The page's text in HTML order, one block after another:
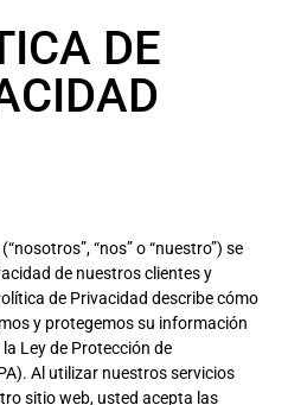
DE
“nos” o “nuestro”) se
de nuestros clientes y
de Privacidad describe cómo
y protegemos su información
Ley de Protección de
Al utilizar nuestros servicios
sitio web, usted acepta las